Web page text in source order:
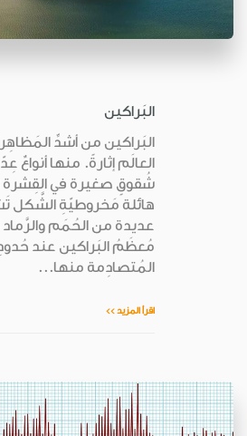
البَراكين
البَراكين من أشدِّ
العالَم إثارةً. منها أنواعٌ
شُقوقٍ صغيرة في القِشرة
هائلة مَخروطيّةِ
عديدة من الحُمَم
مُعظَمُ البَراكين عند حُدودِ
المُتصادِمة منها...
اقرأ المزيد >>